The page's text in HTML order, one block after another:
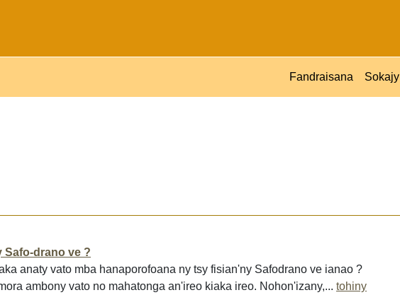
Fandraisana Sokajy
Safo-drano ve ?
anaty vato mba hanaporofoana ny tsy fisian'ny Safodrano ve ianao ?
ambony vato no mahatonga an'ireo kiaka ireo. Nohon'izany,... tohiny